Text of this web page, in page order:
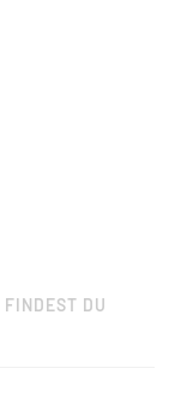
FINDEST DU